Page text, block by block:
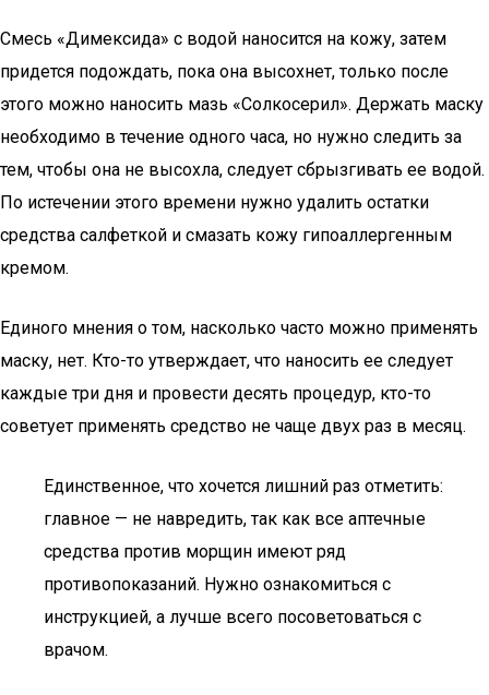
Смесь «Димексида» с водой наносится на кожу, затем
придется подождать, пока она высохнет, только после
этого можно наносить мазь «Солкосерил». Держать маску
необходимо в течение одного часа, но нужно следить за
тем, чтобы она не высохла, следует сбрызгивать ее водой.
По истечении этого времени нужно удалить остатки
средства салфеткой и смазать кожу гипоаллергенным
кремом.
Единого мнения о том, насколько часто можно применять
маску, нет. Кто-то утверждает, что наносить ее следует
каждые три дня и провести десять процедур, кто-то
советует применять средство не чаще двух раз в месяц.
Единственное, что хочется лишний раз отметить:
главное — не навредить, так как все аптечные
средства против морщин имеют ряд
противопоказаний. Нужно ознакомиться с
инструкцией, а лучше всего посоветоваться с
врачом.